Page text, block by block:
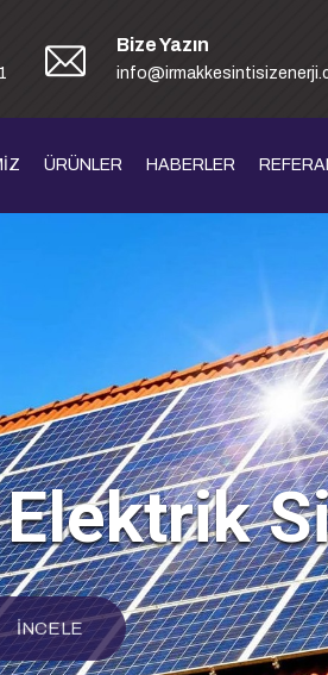
Bize Yazın
ÜRÜNLER HABERLER
İNCELE